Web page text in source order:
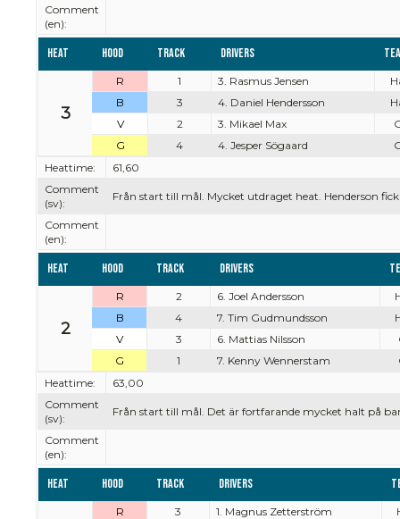
Comment
(en):
Heat Hood Track Drivers
3
R 1 3. Rasmus Jensen
B
3 4. Daniel Hendersson
V
2 3. Mikael Max
G
4 4. Jesper Sögaard
Heattime:
61,60
Comment
(sv):
Från start till mål. Mycket utdraget heat. Henderson
Comment
(en):
Heat Hood Track Drivers
2
R 2 6. Joel Andersson
B
4 7. Tim Gudmundsson
V
3 6. Mattias Nilsson
G
1 7. Kenny Wennerstam
Heattime:
63,00
Comment
(sv):
Från start till mål. Det är fortfarande mycket halt på
Comment
(en):
Heat Hood Track Drivers
R 3 1. Magnus Zetterström